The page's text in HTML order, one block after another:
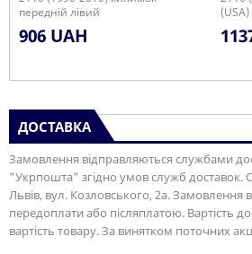
передній лівий
906 UAH
ДОСТАВКА
Замовлення відправляються службами
"Укрпошта” згідно умов служб доставок.
Львів, вул. Козловського, 2а. Замовлення
передоплати або післяплатою. Вартість
вартість товару. За винятком поточних